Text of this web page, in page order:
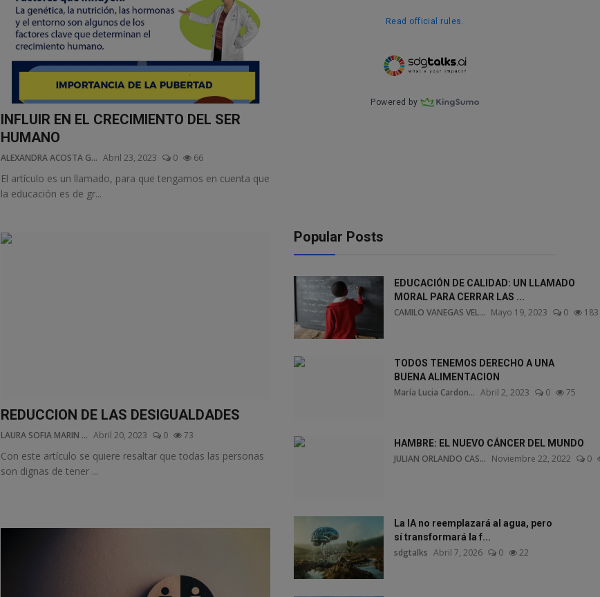
INFLUIR EN EL CRECIMIENTO DEL SER
HUMANO
ALEXANDRA ACOSTA G... Abril 23, 2023 0 66
El artículo es un llamado, para que tengamos en cuenta que
la educación es de gr...
REDUCCION DE LAS DESIGUALDADES
LAURA SOFIA MARIN ... Abril 20, 2023 0 73
Con este artículo se quiere resaltar que todas las personas
son dignas de tener ...
Popular Posts
EDUCACIÓN DE CALIDAD: UN LLAMADO
MORAL PARA CERRAR LAS ...
CAMILO VANEGAS VEL... Mayo 19, 2023 0 183
TODOS TENEMOS DERECHO A UNA
BUENA ALIMENTACION
María Lucia Cardon... Abril 2, 2023 0 75
HAMBRE: EL NUEVO CÁNCER DEL MUNDO
JULIAN ORLANDO CAS... Noviembre 22, 2022 0
La IA no reemplazará al agua, pero
sí transformará la f...
sdgtalks Abril 7, 2026 0 22